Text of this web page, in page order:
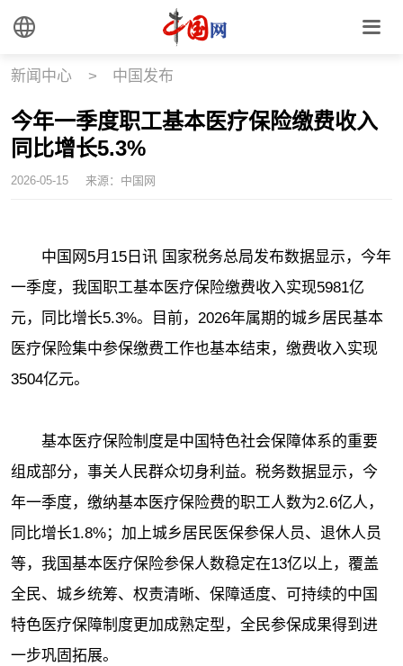
新闻中心 > 中国发布
今年一季度职工基本医疗保险缴费收入
同比增长5.3%
2026-05-15 来源：中国网
中国网5月15日讯 国家税务总局发布数据显示，今年
一季度，我国职工基本医疗保险缴费收入实现5981亿
元，同比增长5.3%。目前，2026年属期的城乡居民基本
医疗保险集中参保缴费工作也基本结束，缴费收入实现
3504亿元。
基本医疗保险制度是中国特色社会保障体系的重要
组成部分，事关人民群众切身利益。税务数据显示，今
年一季度，缴纳基本医疗保险费的职工人数为2.6亿人，
同比增长1.8%；加上城乡居民医保参保人员、退休人员
等，我国基本医疗保险参保人数稳定在13亿以上，覆盖
全民、城乡统筹、权责清晰、保障适度、可持续的中国
特色医疗保障制度更加成熟定型，全民参保成果得到进
一步巩固拓展。